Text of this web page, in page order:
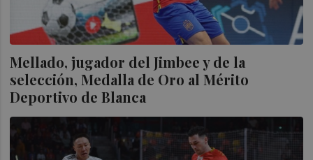
Mellado, jugador del Jimbee y de la
selección, Medalla de Oro al Mérito
Deportivo de Blanca